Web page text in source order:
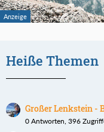
Heiße Themen
Großer Lenkstein -
0 Antworten, 396